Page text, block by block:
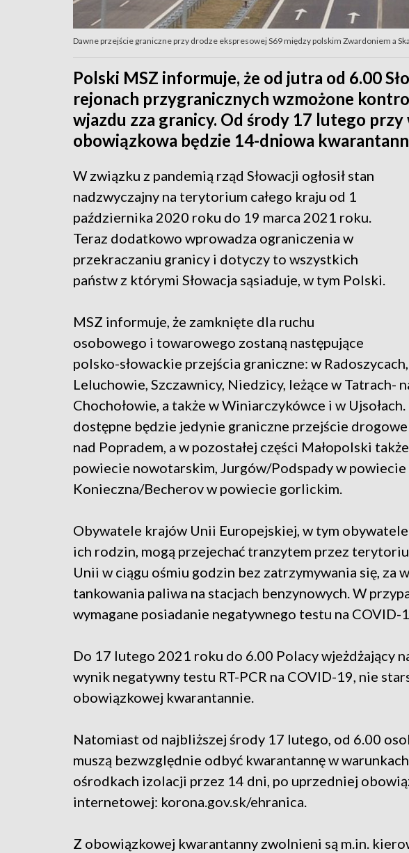
Dawne przejście graniczne przy drodze ekspresowej S69 między polskim Zwardoniem a
Polski MSZ informuje, że od jutra od 6.00
rejonach przygranicznych wzmożone
wjazdu zza granicy. Od środy 17 lutego przy
obowiązkowa będzie 14-dniowa
W związku z pandemią rząd Słowacji ogłosił stan
nadzwyczajny na terytorium całego kraju od 1
października 2020 roku do 19 marca 2021 roku.
Teraz dodatkowo wprowadza ograniczenia w
przekraczaniu granicy i dotyczy to wszystkich
państw z którymi Słowacja sąsiaduje, w tym Polski.
MSZ informuje, że zamknięte dla ruchu
osobowego i towarowego zostaną następujące
polsko-słowackie przejścia graniczne: w
Leluchowie, Szczawnicy, Niedzicy, leżące w Tatrach-
Chochołowie, a także w Winiarczykówce i w
dostępne będzie jedynie graniczne przejście
nad Popradem, a w pozostałej części Małopolski
powiecie nowotarskim, Jurgów/Podspady w
Konieczna/Becherov w powiecie gorlickim.
Obywatele krajów Unii Europejskiej, w tym obywatele
ich rodzin, mogą przejechać tranzytem przez
Unii w ciągu ośmiu godzin bez zatrzymywania się, za
tankowania paliwa na stacjach benzynowych. W
wymagane posiadanie negatywnego testu na COVID-
Do 17 lutego 2021 roku do 6.00 Polacy wjeżdżający
wynik negatywny testu RT-PCR na COVID-19, nie
obowiązkowej kwarantannie.
Natomiast od najbliższej środy 17 lutego, od 6.00
muszą bezwzględnie odbyć kwarantannę w
ośrodkach izolacji przez 14 dni, po uprzedniej
internetowej: korona.gov.sk/ehranica.
Z obowiązkowej kwarantanny zwolnieni są m.in.